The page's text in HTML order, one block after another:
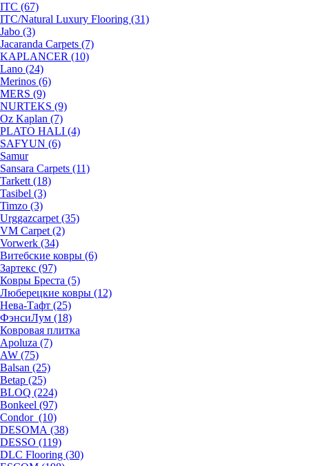
ITC (67)
ITC/Natural Luxury Flooring (31)
Jabo (3)
Jacaranda Carpets (7)
KAPLANCER (10)
Lano (24)
Merinos (6)
MERS (9)
NURTEKS (9)
Oz Kaplan (7)
PLATO HALI (4)
SAFYUN (6)
Samur
Sansara Carpets (11)
Tarkett (18)
Tasibel (3)
Timzo (3)
Urggazcarpet (35)
VM Carpet (2)
Vorwerk (34)
Витебские ковры (6)
Зартекс (97)
Ковры Бреста (5)
Люберецкие ковры (12)
Нева-Тафт (25)
ФэнсиЛум (18)
Ковровая плитка
Apoluza (7)
AW (75)
Balsan (25)
Betap (25)
BLOQ (224)
Bonkeel (97)
Condor (10)
DESOMA (38)
DESSO (119)
DLC Flooring (30)